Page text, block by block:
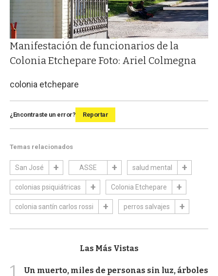
Manifestación de funcionarios de la
Colonia Etchepare Foto: Ariel Colmegna
colonia etchepare
¿Encontraste un error? Reportar
Temas relacionados
San José ASSE salud mental
colonias psiquiátricas Colonia Etchepare
colonia santín carlos rossi perros salvajes
Las Más Vistas
1
Un muerto, miles de personas sin luz, árboles